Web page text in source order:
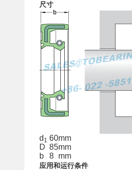
尺寸
d 1 60mm
D 85mm
b
8 mm
应用和运行条件